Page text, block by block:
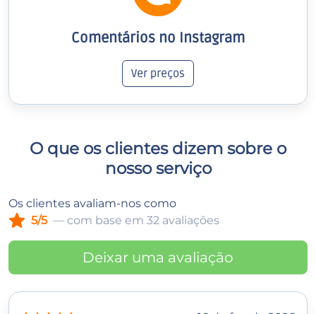
Comentários no Instagram
Ver preços
O que os clientes dizem sobre o
nosso serviço
Os clientes avaliam-nos como
5/5 — com base em 32 avaliações
Deixar uma avaliação